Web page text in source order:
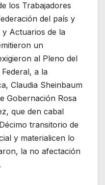
los Trabajadores
del país y
y Actuarios de la
un
al Pleno del
a la
Claudia Sheinbaum
Gobernación Rosa
que den cabal
transitorio de
y materialicen lo
la no afectación